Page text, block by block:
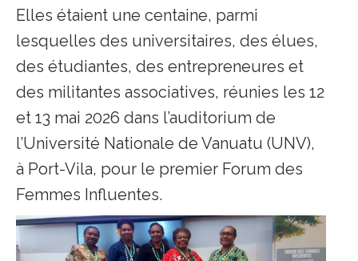
Elles étaient une centaine, parmi
lesquelles des universitaires, des élues,
des étudiantes, des entrepreneures et
des militantes associatives, réunies les 12
et 13 mai 2026 dans l’auditorium de
l’Université Nationale de Vanuatu (UNV),
à Port-Vila, pour le premier Forum des
Femmes Influentes.